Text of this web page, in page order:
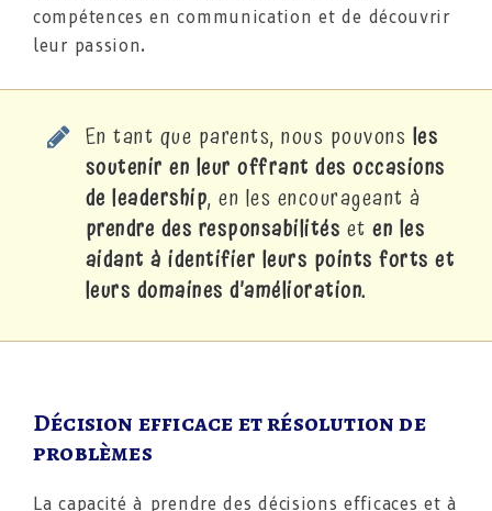
compétences en communication et de découvrir
leur passion.
En tant que parents, nous pouvons les
soutenir en leur offrant des occasions
de leadership, en les encourageant à
prendre des responsabilités eten les
aidant à identifier leurs points forts et
leurs domaines d’amélioration.
Décision efficace et résolution de
problèmes
La capacité à prendre des décisions efficaces et à